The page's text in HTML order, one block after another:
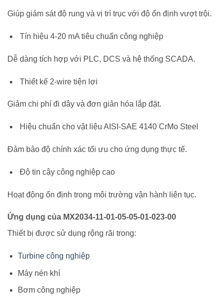
Giúp giám sát độ rung và vị trí trục với độ ổn định vượt trội.
Tín hiệu 4-20 mA tiêu chuẩn công nghiệp
Dễ dàng tích hợp với PLC, DCS và hệ thống SCADA.
Thiết kế 2-wire tiện lợi
Giảm chi phí đi dây và đơn giản hóa lắp đặt.
Hiệu chuẩn cho vật liệu AISI-SAE 4140 CrMo Steel
Đảm bảo độ chính xác tối ưu cho ứng dụng thực tế.
Độ tin cậy công nghiệp cao
Hoạt động ổn định trong môi trường vận hành liên tục.
Ứng dụng của MX2034-11-01-05-05-01-023-00
Thiết bị được sử dụng rộng rãi trong:
Turbine công nghiệp
Máy nén khí
Bơm công nghiệp